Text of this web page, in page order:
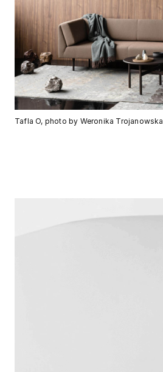
Tafla O, photo by Weronika Trojanowska